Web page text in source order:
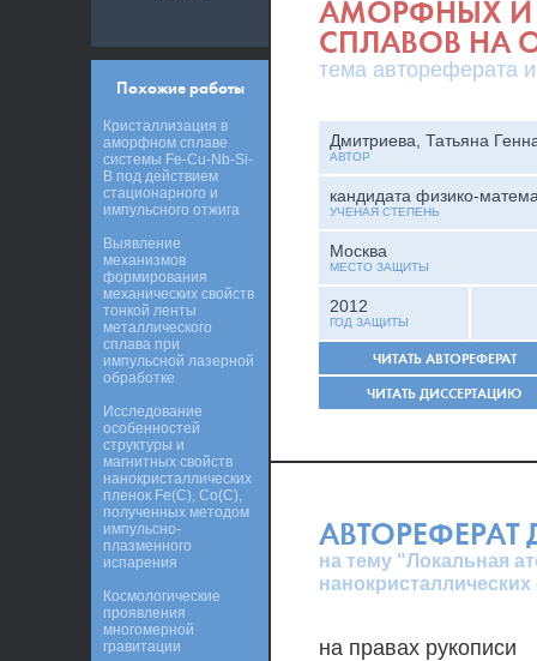
АМОРФНЫХ И
СПЛАВОВ НА
тема автореферата
Дмитриева, Татьяна
АВТОР
кандидата физико-
УЧЕНАЯ СТЕПЕНЬ
Москва
МЕСТО ЗАЩИТЫ
2012
ГОД ЗАЩИТЫ
ЧИТАТЬ АВТОРЕФЕРАТ
ЧИТАТЬ ДИССЕРТАЦИЮ
АВТОРЕФЕРАТ
на тему "Локальная
на правах рукописи
Похожие работы
Кристаллизация в
аморфном сплаве
системы Fe-Cu-Nb-Si-
B под действием
стационарного и
импульсного отжига
Выявление
механизмов
формирования
механических свойств
тонкой ленты
металлического
сплава при
импульсной лазерной
обработке
Исследование
особенностей
структуры и
магнитных свойств
нанокристаллических
пленок Fe(C), Co(C),
полученных методом
импульсно-
плазменного
испарения
Космологические
проявления
многомерной
гравитации